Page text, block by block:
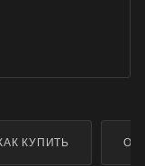
КУПИТЬ